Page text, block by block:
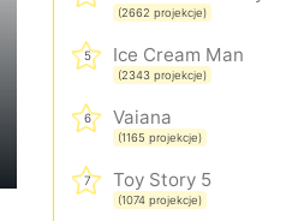
(2662 projekcje)
5 Ice Cream Man
(2343 projekcje)
6 Vaiana
(1165 projekcje)
7 Toy Story 5
(1074 projekcje)